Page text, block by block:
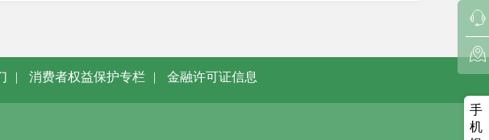
| 消费者权益保护专栏 | 金融许可证信息
手
机